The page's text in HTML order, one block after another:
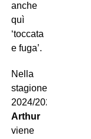
anche
quì
‘toccata
e fuga’.
Nella
stagione
2024/2025
Arthur
viene